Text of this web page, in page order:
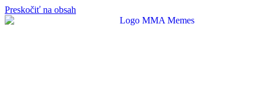
Preskočiť na obsah